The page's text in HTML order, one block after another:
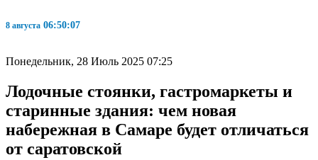
8 августа 06:50:08
Понедельник, 28 Июль 2025 07:25
Лодочные стоянки, гастромаркеты и
старинные здания: чем новая
набережная в Самаре будет отличаться
от саратовской